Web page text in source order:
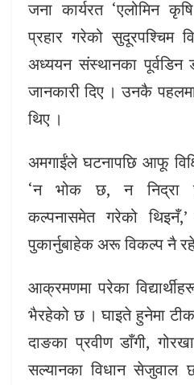
जना कार्यरत ‘एलोमिन
प्रहार गरेको सुदूरपश्चिम
अध्ययन संस्थानका पूर्वडिन
जानकारी दिए । उनकै पहलमा
थिए ।
अमगाईंले घटनापछि आफू
‘न भोक छ, न निद्रा
कल्पनासमेत गरेको
पुकार्नुबाहेक अरू विकल्प नै
आक्रमणमा परेका
भैरहेको छ । घाइते हुनेमा
दाङका प्रवीण डाँगी,
सल्यानका विधान सेजुवाल